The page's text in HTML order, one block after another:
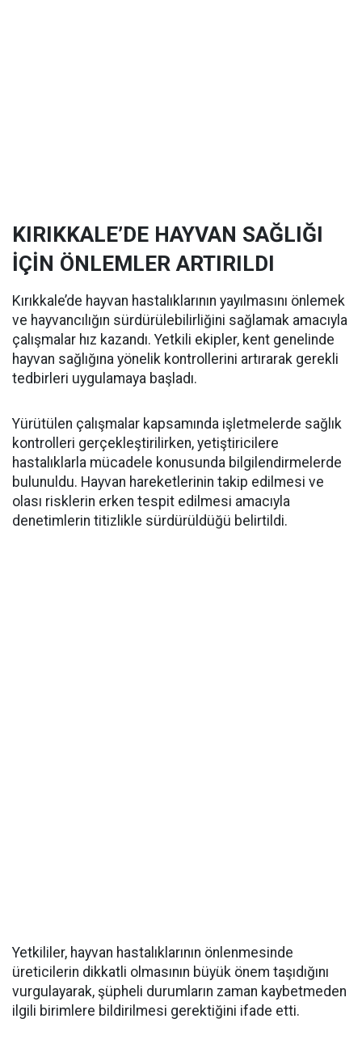
KIRIKKALE’DE HAYVAN SAĞLIĞI
İÇİN ÖNLEMLER ARTIRILDI
Kırıkkale’de hayvan hastalıklarının yayılmasını önlemek
ve hayvancılığın sürdürülebilirliğini sağlamak amacıyla
çalışmalar hız kazandı. Yetkili ekipler, kent genelinde
hayvan sağlığına yönelik kontrollerini artırarak gerekli
tedbirleri uygulamaya başladı.
Yürütülen çalışmalar kapsamında işletmelerde sağlık
kontrolleri gerçekleştirilirken, yetiştiricilere
hastalıklarla mücadele konusunda bilgilendirmelerde
bulunuldu. Hayvan hareketlerinin takip edilmesi ve
olası risklerin erken tespit edilmesi amacıyla
denetimlerin titizlikle sürdürüldüğü belirtildi.
Yetkililer, hayvan hastalıklarının önlenmesinde
üreticilerin dikkatli olmasının büyük önem taşıdığını
vurgulayarak, şüpheli durumların zaman kaybetmeden
ilgili birimlere bildirilmesi gerektiğini ifade etti.